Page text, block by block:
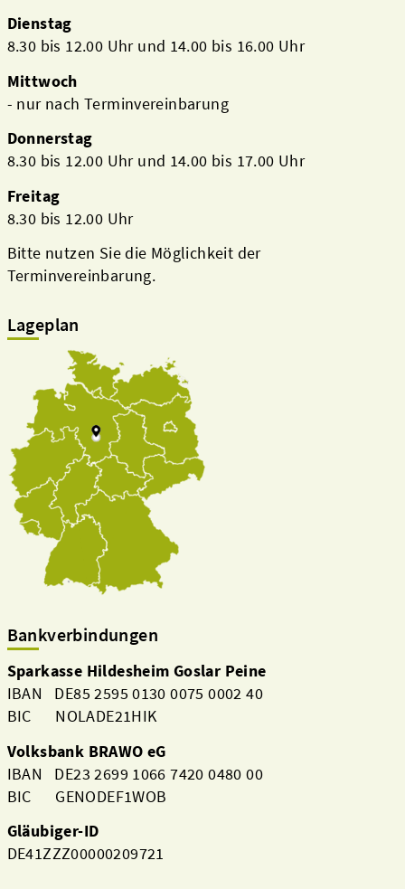
Dienstag
8.30 bis 12.00 Uhr und 14.00 bis 16.00 Uhr
Mittwoch
- nur nach Terminvereinbarung
Donnerstag
8.30 bis 12.00 Uhr und 14.00 bis 17.00 Uhr
Freitag
8.30 bis 12.00 Uhr
Bitte nutzen Sie die Möglichkeit der
Terminvereinbarung.
Lageplan
Bankverbindungen
Sparkasse Hildesheim Goslar Peine
IBAN DE85 2595 0130 0075 0002 40
BIC NOLADE21HIK
Volksbank BRAWO eG
IBAN DE23 2699 1066 7420 0480 00
BIC GENODEF1WOB
Gläubiger-ID
DE41ZZZ00000209721